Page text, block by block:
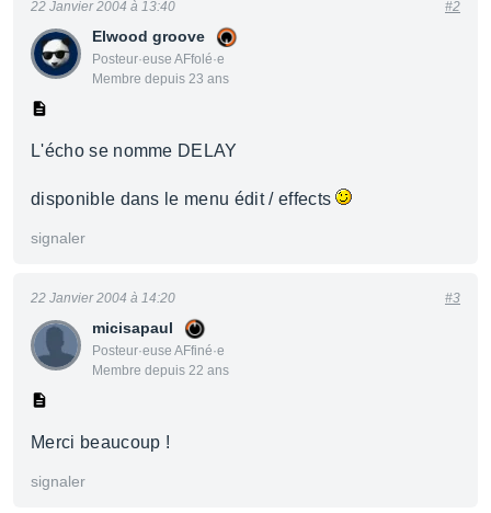
Elwood groove
Posteur·euse AFfolé·e
Membre depuis 23 ans
22 Janvier 2004 à 13:40 #2
L'écho se nomme DELAY
disponible dans le menu édit / effects
signaler
micisapaul
Posteur·euse AFfiné·e
Membre depuis 22 ans
22 Janvier 2004 à 14:20 #3
Merci beaucoup !
signaler